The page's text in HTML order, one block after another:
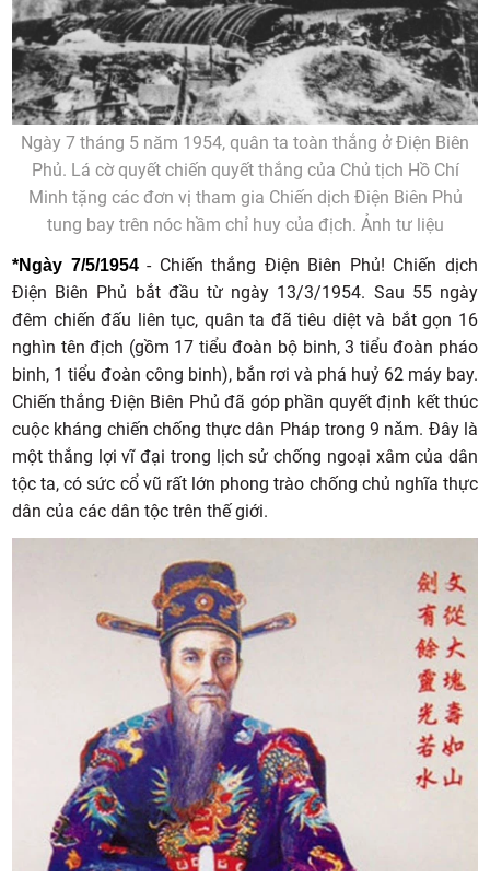
Ngày 7 tháng 5 năm 1954, quân ta toàn thắng ở Điện Biên
Phủ. Lá cờ quyết chiến quyết thắng của Chủ tịch Hồ Chí
Minh tặng các đơn vị tham gia Chiến dịch Điện Biên Phủ
tung bay trên nóc hầm chỉ huy của địch. Ảnh tư liệu
*Ngày 7/5/1954- Chiến thắng Điện Biên Phủ! Chiến dịch
Điện Biên Phủ bắt đầu từ ngày 13/3/1954. Sau 55 ngày
đêm chiến đấu liên tục, quân ta đã tiêu diệt và bắt gọn 16
nghìn tên địch (gồm 17 tiểu đoàn bộ binh, 3 tiểu đoàn pháo
binh, 1 tiểu đoàn công binh), bắn rơi và phá huỷ 62 máy bay.
Chiến thắng Điện Biên Phủ đã góp phần quyết định kết thúc
cuộc kháng chiến chống thực dân Pháp trong 9 nǎm. Đây là
một thắng lợi vĩ đại trong lịch sử chống ngoại xâm của dân
tộc ta, có sức cổ vũ rất lớn phong trào chống chủ nghĩa thực
dân của các dân tộc trên thế giới.